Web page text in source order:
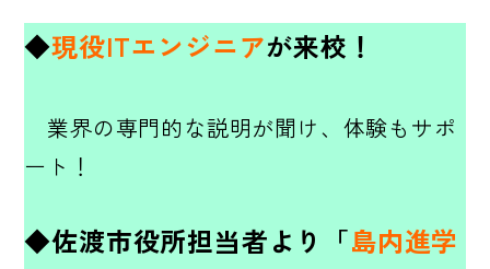
◆現役ITエンジニアが来校！
業界の専門的な説明が聞け、体験もサポ
ート！
◆佐渡市役所担当者より「島内進学